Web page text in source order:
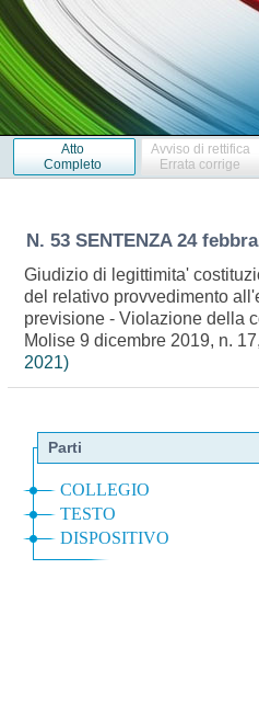
Atto
Completo
Avviso di rettifica
Errata corrige
N. 53 SENTENZA 24
Giudizio di legittimita'
del relativo provvedimento
previsione - Violazione della
Molise 9 dicembre 2019, n.
2021)